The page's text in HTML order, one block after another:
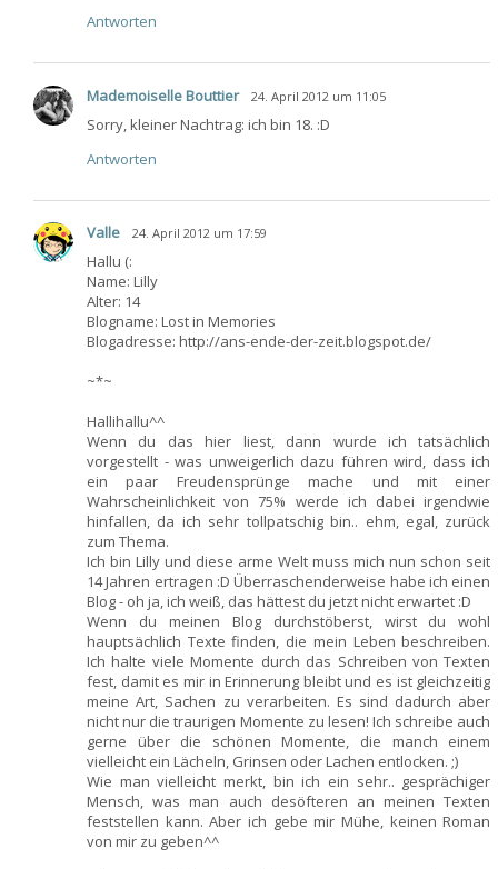
Antworten
Mademoiselle Bouttier 24. April 2012 um 11:05
Sorry, kleiner Nachtrag: ich bin 18. :D
Antworten
Valle 24. April 2012 um 17:59
Hallu (:
Name: Lilly
Alter: 14
Blogname: Lost in Memories
Blogadresse: http://ans-ende-der-zeit.blogspot.de/
~*~
Hallihallu^^
Wenn du das hier liest, dann wurde ich tatsächlich
vorgestellt - was unweigerlich dazu führen wird, dass ich
ein paar Freudensprünge mache und mit einer
Wahrscheinlichkeit von 75% werde ich dabei irgendwie
hinfallen, da ich sehr tollpatschig bin.. ehm, egal, zurück
zum Thema.
Ich bin Lilly und diese arme Welt muss mich nun schon seit
14 Jahren ertragen :D Überraschenderweise habe ich einen
Blog - oh ja, ich weiß, das hättest du jetzt nicht erwartet :D
Wenn du meinen Blog durchstöberst, wirst du wohl
hauptsächlich Texte finden, die mein Leben beschreiben.
Ich halte viele Momente durch das Schreiben von Texten
fest, damit es mir in Erinnerung bleibt und es ist gleichzeitig
meine Art, Sachen zu verarbeiten. Es sind dadurch aber
nicht nur die traurigen Momente zu lesen! Ich schreibe auch
gerne über die schönen Momente, die manch einem
vielleicht ein Lächeln, Grinsen oder Lachen entlocken. ;)
Wie man vielleicht merkt, bin ich ein sehr.. gesprächiger
Mensch, was man auch desöfteren an meinen Texten
feststellen kann. Aber ich gebe mir Mühe, keinen Roman
von mir zu geben^^